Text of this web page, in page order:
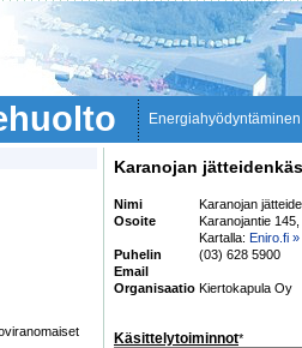
Energiahyödyntäminen
Karanojan
Nimi
Karanojan
Osoite
Karanojantie
Kartalla: Eniro.fi »
Puhelin
(03) 628 5900
Email
Organisaatio Kiertokapula Oy
Käsittelytoiminnot*